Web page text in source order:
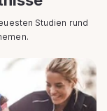
Studien rund